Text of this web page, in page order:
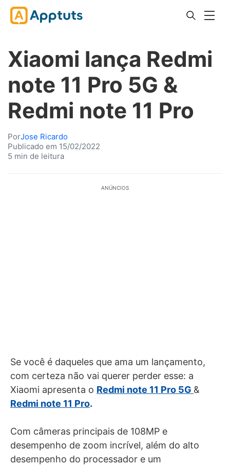
Xiaomi lança Redmi
note 11 Pro 5G &
Redmi note 11 Pro
PorJose Ricardo
Publicado em 15/02/2022
5 min de leitura
ANÚNCIOS
Se você é daqueles que ama um lançamento,
com certeza não vai querer perder esse: a
Xiaomi apresenta o Redmi note 11 Pro 5G &
Redmi note 11 Pro.
Com câmeras principais de 108MP e
desempenho de zoom incrível, além do alto
desempenho do processador e um